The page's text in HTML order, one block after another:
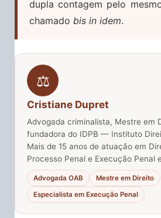
dupla contagem pelo
chamado bis in idem.
⚖️
Cristiane Dupret
Advogada criminalista, Mestre em
fundadora do IDPB — Instituto
Mais de 15 anos de atuação em
Processo Penal e Execução Penal
Advogada OAB
Mestre em Direito
Especialista em Execução Penal